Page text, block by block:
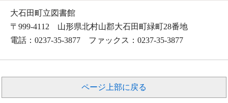
大石田町立図書館
〒999-4112 山形県北村山郡大石田町緑町28番地
電話：0237-35-3877 ファックス：0237-35-3877
ページ上部に戻る